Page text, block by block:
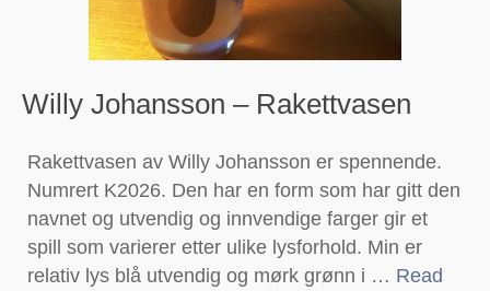
Willy Johansson – Rakettvasen
Rakettvasen av Willy Johansson er spennende.
Numrert K2026. Den har en form som har gitt den
navnet og utvendig og innvendige farger gir et
spill som varierer etter ulike lysforhold. Min er
relativ lys blå utvendig og mørk grønn i … Read